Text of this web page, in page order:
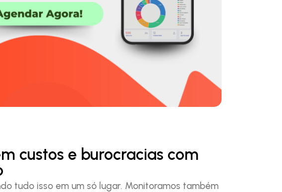
custos e burocracias com
tudo isso em um só lugar. Monitoramos também